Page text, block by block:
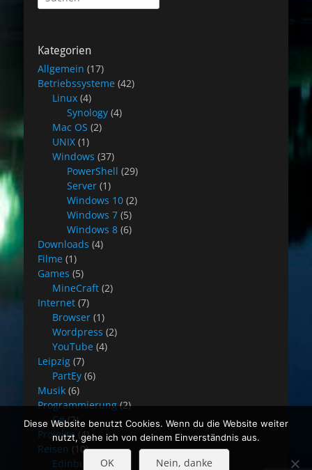
nach:
Kategorien
Allgemein (17)
Betriebssysteme (42)
Linux (4)
Synology (4)
Mac OS (2)
UNIX (1)
Windows (37)
PowerShell (29)
Server (1)
Windows 10 (2)
Windows 7 (5)
Windows 8 (6)
Downloads (4)
Filme (1)
Games (5)
MineCraft (2)
Internet (7)
Browser (1)
Wordpress (2)
YouTube (4)
Leipzig (7)
PartEy (6)
Musik (6)
Programmierung (2)
C#(2)
Projekte (4)
Reisen (10)
Edinburgh(8)
Diese Website benutzt Cookies. Wenn du die Website weiter
nutzt, gehe ich von deinem Einverständnis aus.
OK Nein, danke